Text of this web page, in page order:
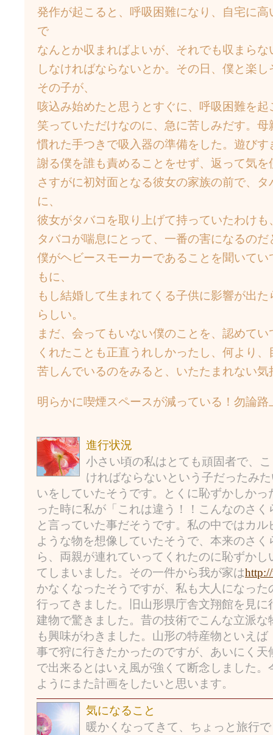
発作が起こると、呼吸困難になり、自宅に
で
なんとか収まればよいが、それでも収まら
しなければならないとか。その日、僕と楽
その子が、
咳込み始めたと思うとすぐに、呼吸困難を
笑っていただけなのに、急に苦しみだす。
慣れた手つきで吸入器の準備をした。遊び
謝る僕を誰も責めることをせず、返って気
さすがに初対面となる彼女の家族の前で、
に、
彼女がタバコを取り上げて持っていたわけ
タバコが喘息にとって、一番の害になるの
僕がヘビースモーカーであることを聞いて
もに、
もし結婚して生まれてくる子供に影響が出
らしい。
まだ、会ってもいない僕のことを、認めて
くれたことも正直うれしかったし、何より
苦しんでいるのをみると、いたたまれない
明らかに喫煙スペースが減っている！勿論
進行状況
小さい頃の私はとても頑固者で、
ければならないという子だったみ
いをしていたそうです。とくに恥ずかしか
った時に私が「これは違う！！こんなのさ
と言っていた事だそうです。私の中ではカ
ような物を想像していたそうで、本来のさ
ら、両親が連れていってくれたのに恥ずか
てしまいました。その一件から我が家は
かなくなったそうですが、私も大人になっ
行ってきました。旧山形県庁舎文翔館を見
建物で驚きました。昔の技術でこんな立派
も興味がわきました。山形の特産物といえ
事で狩に行きたかったのですが、あいにく
で出来るとはいえ風が強くて断念しました
ようにまた計画をしたいと思います。
気になること
暖かくなってきて、ちょっと旅行